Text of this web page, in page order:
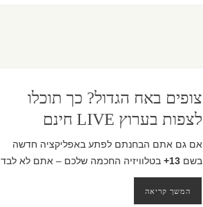
צופים באח הגדול? כך תוכלו
לצפות בערוץ LIVE חינם
אם גם אתם הבחנתם לפתע באפליקציה חדשה
בשם 13+ בטלוויזיה החכמה שלכם – אתם לא לבד.
המשך קריאה